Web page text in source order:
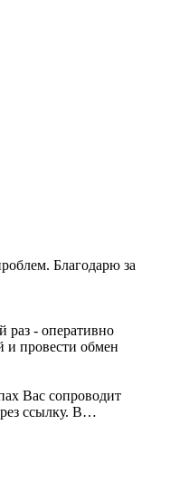
Благодарю за
раз - оперативно
и провести обмен
Вас сопроводит
ссылку. В…